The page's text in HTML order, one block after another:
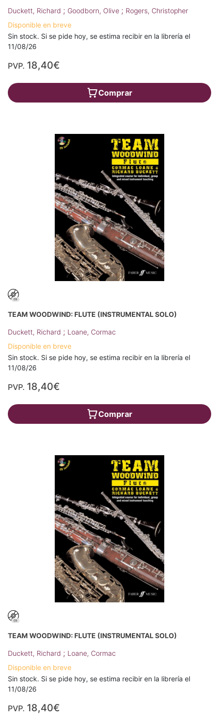
Duckett, Richard ; Goodborn, Olive ; Rogers, Christopher
Disponible en breve
Sin stock. Si se pide hoy, se estima recibir en la librería el
11/08/26
PVP. 18,40€
Comprar
TEAM WOODWIND: FLUTE (INSTRUMENTAL SOLO)
Duckett, Richard ; Loane, Cormac
Disponible en breve
Sin stock. Si se pide hoy, se estima recibir en la librería el
11/08/26
PVP. 18,40€
Comprar
TEAM WOODWIND: FLUTE (INSTRUMENTAL SOLO)
Duckett, Richard ; Loane, Cormac
Disponible en breve
Sin stock. Si se pide hoy, se estima recibir en la librería el
11/08/26
PVP. 18,40€